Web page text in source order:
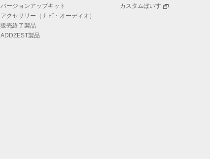
バージョンアップキット
アクセサリー（ナビ・オーディオ）
販売終了製品
ADDZEST製品
カスタムぼいす